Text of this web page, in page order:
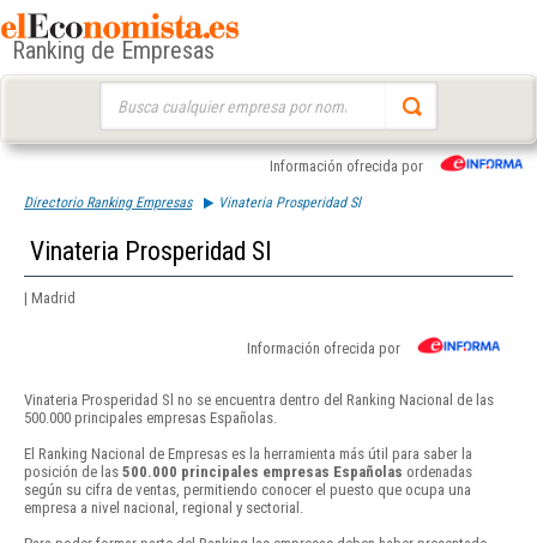
Ranking de Empresas
Información ofrecida por
Directorio Ranking Empresas Vinateria Prosperidad Sl
Vinateria Prosperidad Sl
| Madrid
Información ofrecida por
Vinateria Prosperidad Sl no se encuentra dentro del Ranking Nacional de las
500.000 principales empresas Españolas.
El Ranking Nacional de Empresas es la herramienta más útil para saber la
posición de las 500.000 principales empresas Españolas ordenadas
según su cifra de ventas, permitiendo conocer el puesto que ocupa una
empresa a nivel nacional, regional y sectorial.